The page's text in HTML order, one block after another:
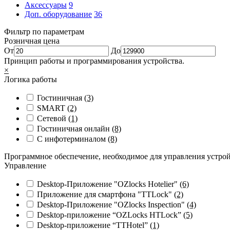
Аксессуары 9
Доп. оборудование 36
Фильтр по параметрам
Розничная цена
От
До
Принцип работы и программирования устройства.
×
Логика работы
Гостиничная (3)
SMART (2)
Сетевой (1)
Гостиничная онлайн (8)
С инфотерминалом (8)
Программное обеспечение, необходимое для управления
Управление
Desktop-Приложение "OZlocks Hotelier" (6)
Приложение для смартфона "TTLock" (2)
Desktop-Приложение "OZlocks Inspection" (4)
Desktop-приложение “OZLocks HTLock” (5)
Desktop-приложение “TTHotel” (1)